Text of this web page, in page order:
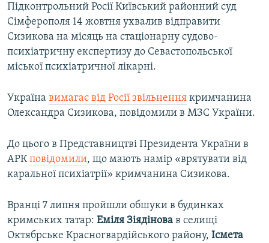
Підконтрольний Росії Київський районний суд
Сімферополя 14 жовтня ухвалив відправити
Сизикова на місяць на стаціонарну судово-
психіатричну експертизу до Севастопольської
міської психіатричної лікарні.
Україна вимагає від Росії звільнення кримчанина
Олександра Сизикова, повідомили в МЗС України.
До цього в Представництві Президента України в
АРКповідомили, що мають намір «врятувати від
каральної психіатрії» кримчанина Сизикова.
Вранці 7 липня пройшли обшуки в будинках
кримських татар: Еміля Зіядінова в селищі
Октябрське Красногвардійського району, Ісмета